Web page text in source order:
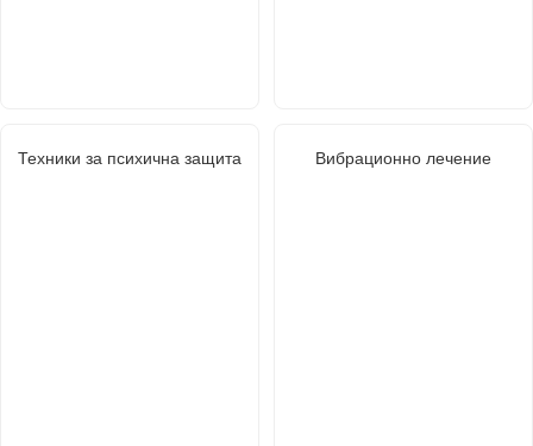
Техники за психична защита Вибрационно лечение